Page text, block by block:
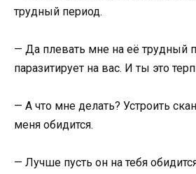
трудный период.
— Да плевать мне на её трудный
паразитирует на вас. И ты это
— А что мне делать? Устроить
меня обидится.
— Лучше пусть он на тебя